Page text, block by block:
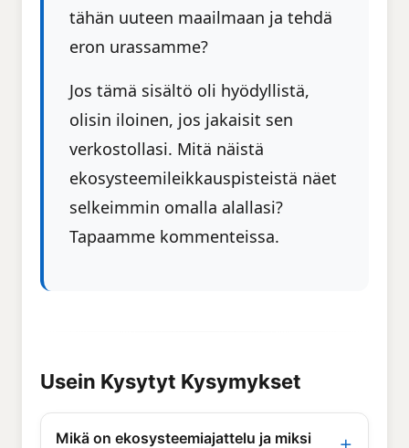
tähän uuteen maailmaan ja tehdä
eron urassamme?
Jos tämä sisältö oli hyödyllistä,
olisin iloinen, jos jakaisit sen
verkostollasi. Mitä näistä
ekosysteemileikkauspisteistä näet
selkeimmin omalla alallasi?
Tapaamme kommenteissa.
Usein Kysytyt Kysymykset
Mikä on ekosysteemiajattelu ja miksi